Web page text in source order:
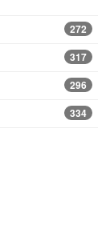
272
317
296
334